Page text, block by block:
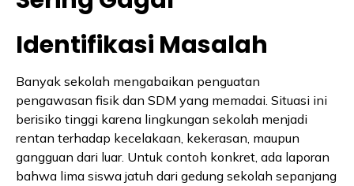
Identifikasi Masalah
Banyak sekolah mengabaikan penguatan
pengawasan fisik dan SDM yang memadai. Situasi ini
berisiko tinggi karena lingkungan sekolah menjadi
rentan terhadap kecelakaan, kekerasan, maupun
gangguan dari luar. Untuk contoh konkret, ada laporan
bahwa lima siswa jatuh dari gedung sekolah sepanjang